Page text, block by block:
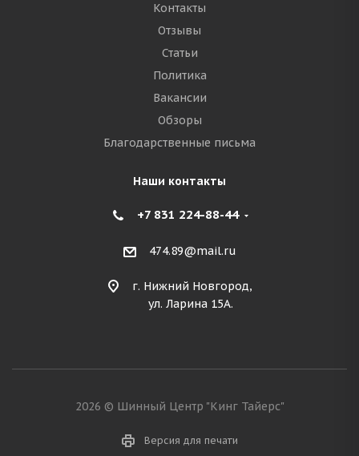
Контакты
Отзывы
Статьи
Политика
Вакансии
Обзоры
Благодарственные письма
Наши контакты
+7 831 224-88-44
474.89@mail.ru
г. Нижний Новгород,
ул. Ларина 15А.
2026 © Шинный Центр "Кинг Тайерс"
Версия для печати